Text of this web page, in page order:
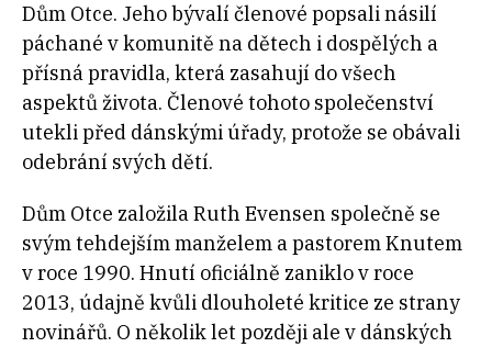
Dům Otce. Jeho bývalí členové popsali násilí
páchané v komunitě na dětech i dospělých a
přísná pravidla, která zasahují do všech
aspektů života. Členové tohoto společenství
utekli před dánskými úřady, protože se obávali
odebrání svých dětí.
Dům Otce založila Ruth Evensen společně se
svým tehdejším manželem a pastorem Knutem
v roce 1990. Hnutí oficiálně zaniklo v roce
2013, údajně kvůli dlouholeté kritice ze strany
novinářů. O několik let později ale v dánských